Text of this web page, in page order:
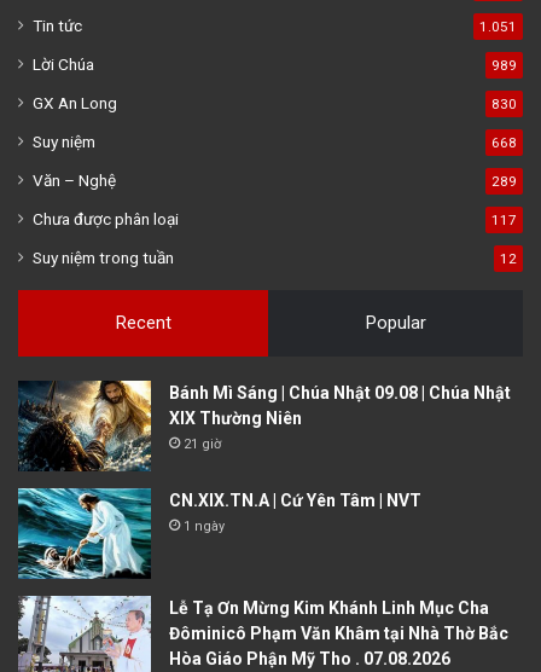
Tin tức 1.051
Lời Chúa 989
GX An Long 830
Suy niệm 668
Văn – Nghệ 289
Chưa được phân loại 117
Suy niệm trong tuần 12
Recent Popular
Bánh Mì Sáng | Chúa Nhật 09.08 | Chúa Nhật
XIX Thường Niên
21 giờ
CN.XIX.TN.A | Cứ Yên Tâm | NVT
1 ngày
Lễ Tạ Ơn Mừng Kim Khánh Linh Mục Cha
Đôminicô Phạm Văn Khâm tại Nhà Thờ Bắc
Hòa Giáo Phận Mỹ Tho . 07.08.2026